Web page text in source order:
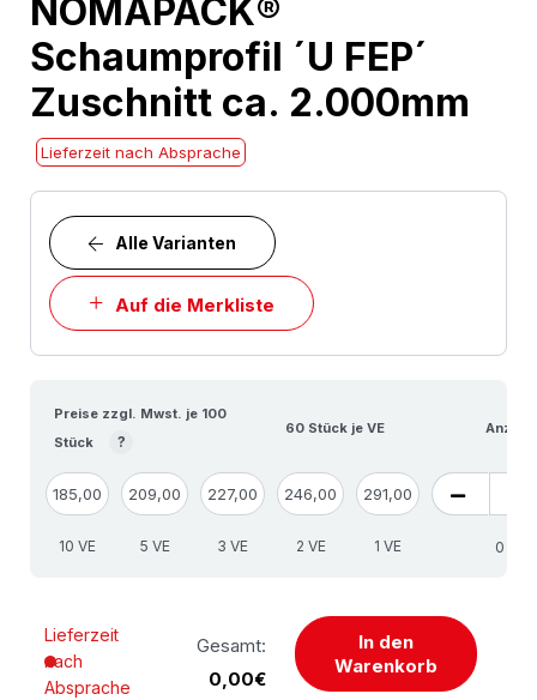
to
the
beginning
of
the
gallery
NOMAPACK®
Schaumprofil ´U FEP´
Zuschnitt ca. 2.000mm
Lieferzeit nach Absprache
Auf die Merkliste
Alle Varianten
Preise zzgl. Mwst. je 100
Stück
?
60 Stück je VE Anzahl
185,00 209,00 227,00 246,00 291,00
10 VE 5 VE 3 VE 2 VE 1 VE
Lieferzeit
nach
Absprache
Gesamt:
0,00€
In den
Warenkorb